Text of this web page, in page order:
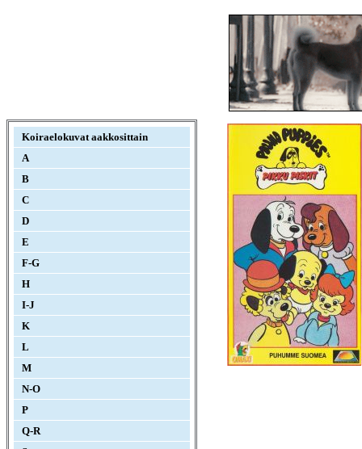
Koiraelokuvat aakkosittain
A
B
C
D
E
F-G
H
I-J
K
L
M
N-O
P
Q-R